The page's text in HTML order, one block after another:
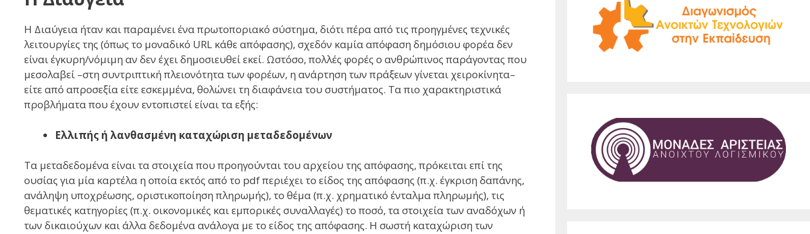
Η Διαύγεια ήταν και παραμένει ένα πρωτοποριακό σύστημα, διότι πέρα από τις προηγμένες τεχνικές
λειτουργίες της (όπως το μοναδικό URL κάθε απόφασης), σχεδόν καμία απόφαση δημόσιου φορέα δεν
είναι έγκυρη/νόμιμη αν δεν έχει δημοσιευθεί εκεί. Ωστόσο, πολλές φορές ο ανθρώπινος παράγοντας που
μεσολαβεί –στη συντριπτική πλειονότητα των φορέων, η ανάρτηση των πράξεων γίνεται χειροκίνητα–
είτε από απροσεξία είτε εσκεμμένα, θολώνει τη διαφάνεια του συστήματος. Τα πιο χαρακτηριστικά
προβλήματα που έχουν εντοπιστεί είναι τα εξής:
Ελλιπής ή λανθασμένη καταχώριση μεταδεδομένων
Τα μεταδεδομένα είναι τα στοιχεία που προηγούνται του αρχείου της απόφασης, πρόκειται επί της
ουσίας για μία καρτέλα η οποία εκτός από το pdf περιέχει το είδος της απόφασης (π.χ. έγκριση δαπάνης,
ανάληψη υποχρέωσης, οριστικοποίηση πληρωμής), το θέμα (π.χ. χρηματικό ένταλμα πληρωμής), τις
θεματικές κατηγορίες (π.χ. οικονομικές και εμπορικές συναλλαγές) το ποσό, τα στοιχεία των αναδόχων ή
των δικαιούχων και άλλα δεδομένα ανάλογα με το είδος της απόφασης. Η σωστή καταχώριση των